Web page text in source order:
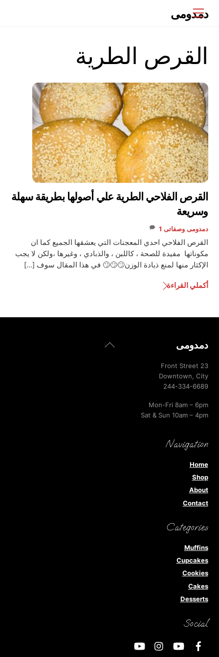
Menu
دمدومى
القرص الطرية
القرص الفلاحي الطرية علي أصولها بطريقة سهلة
وسريعة
دمدومى وصفاتى 1
القرص الفلاحي احدي المعجنات التي يعشقها الجميع كما ان
مكوناتها مفيدة للصحة ، كاللبن ، والذبادي ، وغيرها ،ولكن لا يجب
الإكثار منها لمنع ذيادة الوزن🙄🙄🙄 في هذا المقال سوف […]
أكملي القراءة
Back
دمدومى
23 Front Street
Downtown, City
244-334-6689
Mon-Fri 8am – 6pm
Sat & Sun 10am – 4pm
Navigation
Home
Shop
About
Contact
Categories
Muffins
Cupcakes
Cookies
Cakes
Desserts
Social